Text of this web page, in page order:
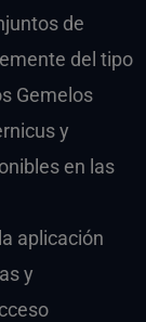
de
del tipo
Gemelos
y
en las
aplicación
y